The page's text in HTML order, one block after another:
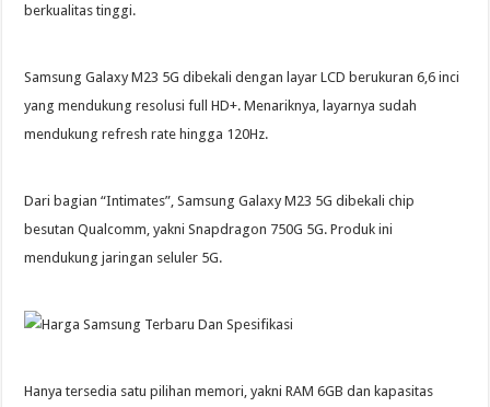
berkualitas tinggi.
Samsung Galaxy M23 5G dibekali dengan layar LCD berukuran 6,6 inci
yang mendukung resolusi full HD+. Menariknya, layarnya sudah
mendukung refresh rate hingga 120Hz.
Dari bagian “Intimates”, Samsung Galaxy M23 5G dibekali chip
besutan Qualcomm, yakni Snapdragon 750G 5G. Produk ini
mendukung jaringan seluler 5G.
Hanya tersedia satu pilihan memori, yakni RAM 6GB dan kapasitas